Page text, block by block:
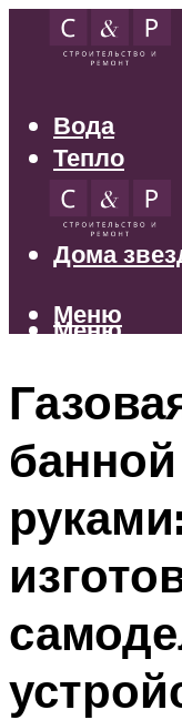
Вода
Тепло
Электрика
Свет
Дома
Меню
Меню